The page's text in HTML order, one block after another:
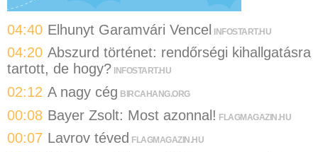
04:40 Elhunyt Garamvári Vencel INFOSTART.HU
04:20 Abszurd történet: rendőrségi kihallgatásra
tartott, de hogy? INFOSTART.HU
02:12 A nagy cég BIRCAHANG.ORG
00:08 Bayer Zsolt: Most azonnal! FLAGMAGAZIN.HU
00:07 Lavrov téved FLAGMAGAZIN.HU